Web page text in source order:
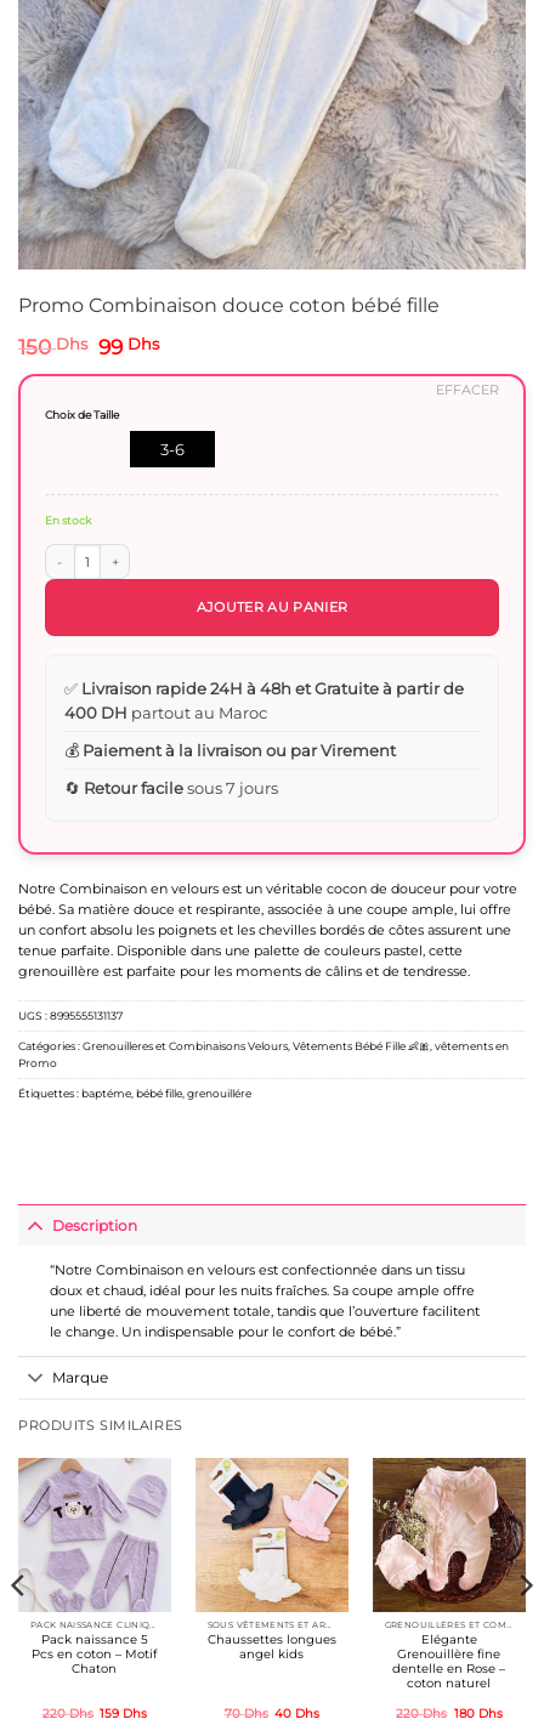
Promo Combinaison douce coton bébé fille
150Dhs Le
était :
150 Dhs.
99 DhsLe
Notre Combinaison en velours est un véritable cocon de douceur pour votre
bébé. Sa matière douce et respirante, associée à une coupe ample, lui offre
un confort absolu les poignets et les chevilles bordés de côtes assurent une
tenue parfaite. Disponible dans une palette de couleurs pastel, cette
grenouillère est parfaite pour les moments de câlins et de tendresse.
Choix de Taille
3-6
EFFACER
En stock
quantité de Promo Combinaison douce coton bébé fille
AJOUTER AU PANIER
✅ Livraison rapide 24H à 48h et Gratuite à partir de
400 DH partout au Maroc
💰 Paiement à la livraison ou par Virement
🔄 Retour facilesous 7 jours
UGS :8995555131137
Catégories :Grenouilleres et Combinaisons Velours Vêtements Bébé Fille 👶🎀 vêtements en
Promo
Étiquettes :baptéme bébé fille grenouillére
Description
“Notre Combinaison en velours est confectionnée dans un tissu
doux et chaud, idéal pour les nuits fraîches. Sa coupe ample offre
une liberté de mouvement totale, tandis que l’ouverture facilitent
le change. Un indispensable pour le confort de bébé.”
Marque
PRODUITS SIMILAIRES
PACK NAISSANCE CLINIQUE BÉBÉ
Pack naissance 5
Pcs en coton – Motif
Chaton
220Dhs Le
159 DhsLe
SOUS VÊTEMENTS ET ARTICLES MAMAN
Chaussettes longues
angel kids
70Dhs Le
40 DhsLe
GRENOUILLÉRES ET COMBINAISONS COTON
Elégante
Grenouillère fine
dentelle en Rose –
coton naturel
220Dhs Le
180 DhsLe